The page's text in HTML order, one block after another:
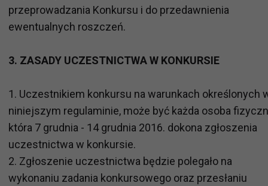
przeprowadzania Konkursu i do przedawnienia
ewentualnych roszczeń.
3. ZASADY UCZESTNICTWA W KONKURSIE
1. Uczestnikiem konkursu na warunkach określonych
niniejszym regulaminie, może być każda osoba
która 7 grudnia - 14 grudnia 2016. dokona zgłoszenia
uczestnictwa w konkursie.
2. Zgłoszenie uczestnictwa będzie polegało na
wykonaniu zadania konkursowego oraz przesłaniu